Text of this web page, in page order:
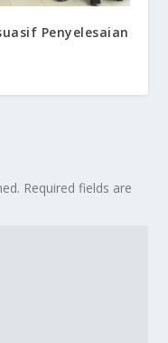
Penyelesaian
Required fields are